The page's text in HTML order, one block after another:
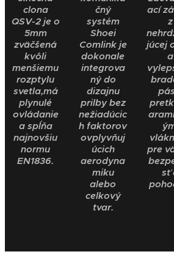
clona
QSV-2 je o
5mm
zväčšená
kvôli
menšiemu
rozptylu
svetla,má
plynulé
ovládanie
a spĺňa
najnovšiu
normu
EN1836.
čný
systém
Shoei
Comlink je
dokonale
integrova
ný do
dizajnu
prilby bez
nežiadúcic
h faktorov
ovplyvňuj
úcich
aerodyna
miku
alebo
celkový
tvar.
ací
z
júcej
a
pre
sť